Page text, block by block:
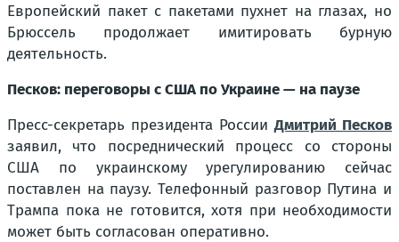
Европейский пакет с пакетами пухнет на глазах, но
Брюссель продолжает имитировать бурную
деятельность.
Песков: переговоры с США по Украине — на паузе
Пресс-секретарь президента РоссииДмитрий Песков
заявил, что посреднический процесс со стороны
США по украинскому урегулированию сейчас
поставлен на паузу. Телефонный разговор Путина и
Трампа пока не готовится, хотя при необходимости
может быть согласован оперативно.